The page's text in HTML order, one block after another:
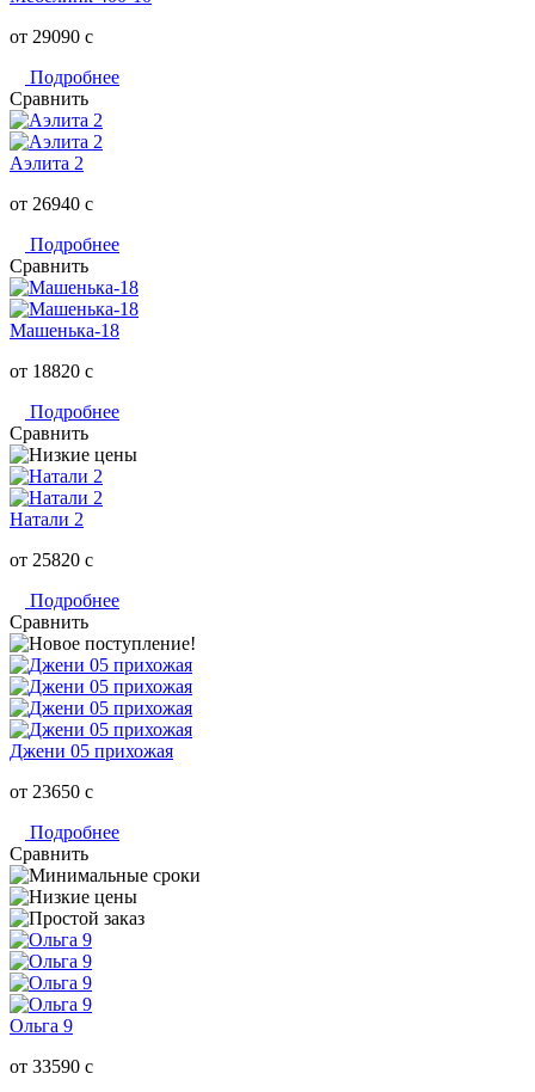
от 29090 c
Подробнее
Сравнить
Аэлита 2
от 26940 c
Подробнее
Сравнить
Машенька-18
от 18820 c
Подробнее
Сравнить
Натали 2
от 25820 c
Подробнее
Сравнить
Джени 05 прихожая
от 23650 c
Подробнее
Сравнить
Ольга 9
от 33590 c